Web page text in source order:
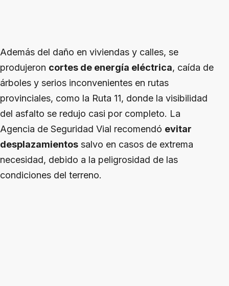
Además del daño en viviendas y calles, se
produjeron cortes de energía eléctrica, caída de
árboles y serios inconvenientes en rutas
provinciales, como la Ruta 11, donde la visibilidad
del asfalto se redujo casi por completo. La
Agencia de Seguridad Vial recomendó evitar
desplazamientos salvo en casos de extrema
necesidad, debido a la peligrosidad de las
condiciones del terreno.